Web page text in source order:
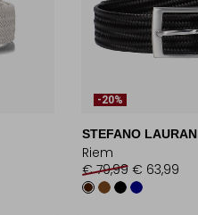
-20%
STEFANO LAURAN
Riem
€ 79,99 € 63,99